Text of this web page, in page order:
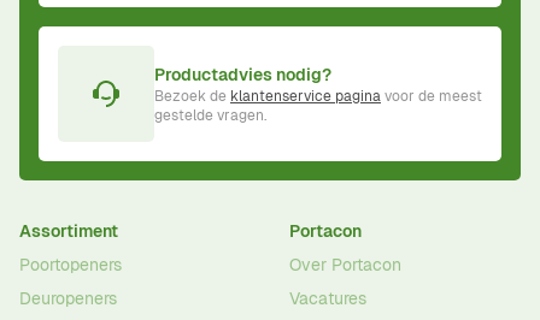
Productadvies nodig?
Bezoek de klantenservice paginavoor de meest
gestelde vragen.
Assortiment
Poortopeners
Deuropeners
Portacon
Over Portacon
Vacatures